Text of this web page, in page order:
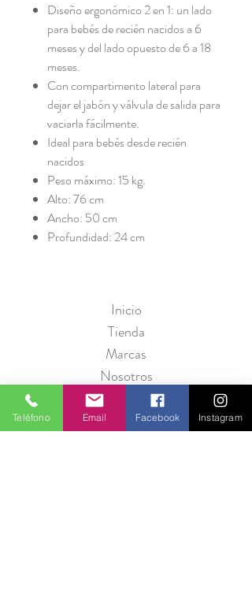
Diseño ergonómico 2 en 1: un lado
para bebés de recién nacidos a 6
meses y del lado opuesto de 6 a 18
meses.
Con compartimento lateral para
dejar el jabón y válvula de salida para
vaciarla fácilmente.
Ideal para bebés desde recién
nacidos
Peso máximo: 15 kg.
Alto: 76 cm
Ancho: 50 cm
Profundidad: 24 cm
Inicio
Tienda
Marcas
Nosotros
Contáctanos
Teléfono Email Facebook Instagram